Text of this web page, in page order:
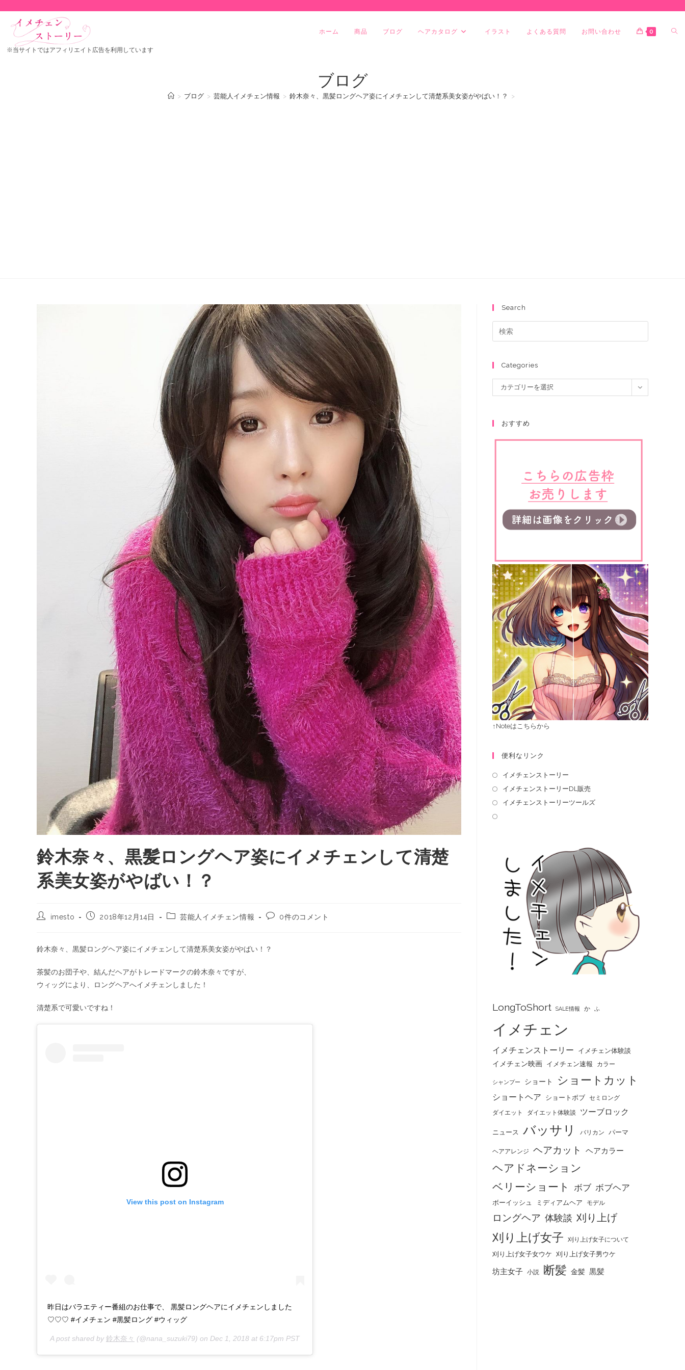
※当サイトではアフィリエイト広告を利用しています
ホーム 商品 ブログ ヘアカタログ イラスト よくある質問 お問い合わせ 0
ブログ
> ブログ > 芸能人イメチェン情報 > 鈴木奈々、黒髪ロングヘア姿にイメチェンして清楚系美女姿がやばい！？ >
鈴木奈々、黒髪ロングヘア姿にイメチェンして清楚
系美女姿がやばい！？
imesto 2018年12月14日 芸能人イメチェン情報 0件のコメント
鈴木奈々、黒髪ロングヘア姿にイメチェンして清楚系美女姿がやばい！？
茶髪のお団子や、結んだヘアがトレードマークの鈴木奈々ですが、
ウィッグにより、ロングヘアへイメチェンしました！
清楚系で可愛いですね！
View this post on Instagram
昨日はバラエティー番組のお仕事で、 黒髪ロングヘアにイメチェンしました
♡♡♡ #イメチェン #黒髪ロング #ウィッグ
A post shared by 鈴木奈々 (@nana_suzuki79) on Dec 1, 2018 at 6:17pm PST
Search
Categories
カテゴリーを選択
おすすめ
↑Noteはこちらから
便利なリンク
イメチェンストーリー
イメチェンストーリーDL販売
イメチェンストーリーツールズ
LongToShort SALE情報 か ふ
イメチェン
イメチェンストーリー イメチェン体験談
イメチェン映画 イメチェン速報 カラー
シャンプー ショート ショートカット
ショートヘア ショートボブ セミロング
ダイエット ダイエット体験談 ツーブロック
ニュース バッサリ バリカン パーマ
ヘアアレンジ ヘアカット ヘアカラー
ヘアドネーション
ベリーショート
ボブ ボブヘア
ボーイッシュ ミディアムヘア モデル
ロングヘア 体験談 刈り上げ
刈り上げ女子 刈り上げ女子について
刈り上げ女子女ウケ 刈り上げ女子男ウケ
坊主女子 小説 断髪 金髪 黒髪